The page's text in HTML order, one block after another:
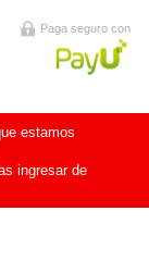
Paga seguro con
estamos
ingresar de